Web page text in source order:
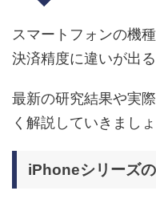
スマートフォンの機
決済精度に違いが出
最新の研究結果や実
く解説していきましょ
iPhoneシリーズ